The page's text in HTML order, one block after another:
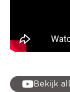
Bekijk